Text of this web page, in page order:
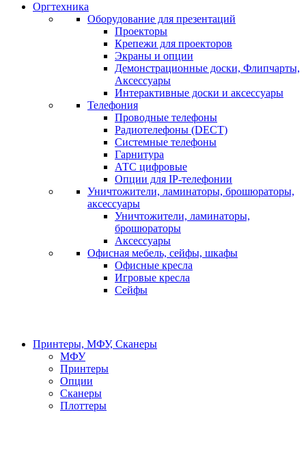
Оргтехника
Оборудование для презентаций
Проекторы
Крепежи для проекторов
Экраны и опции
Демонстрационные доски, Флипчарты,
Аксессуары
Интерактивные доски и аксессуары
Телефония
Проводные телефоны
Радиотелефоны (DECT)
Системные телефоны
Гарнитура
АТС цифровые
Опции для IP-телефонии
Уничтожители, ламинаторы, брошюраторы,
аксессуары
Уничтожители, ламинаторы,
брошюраторы
Аксессуары
Офисная мебель, сейфы, шкафы
Офисные кресла
Игровые кресла
Сейфы
Принтеры, МФУ, Сканеры
МФУ
Принтеры
Опции
Сканеры
Плоттеры